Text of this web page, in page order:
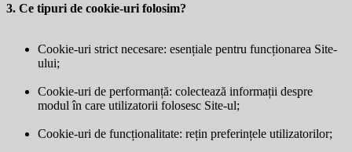
3. Ce tipuri de cookie-uri folosim?
Cookie-uri strict necesare: esențiale pentru funcționarea Site-
ului;
Cookie-uri de performanță: colectează informații despre
modul în care utilizatorii folosesc Site-ul;
Cookie-uri de funcționalitate: rețin preferințele utilizatorilor;